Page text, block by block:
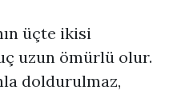
üçte ikisi
uzun ömürlü olur.
doldurulmaz,